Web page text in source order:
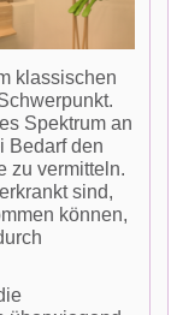
klassischen
Spektrum an
Bedarf den
zu vermitteln.
sind,
können,